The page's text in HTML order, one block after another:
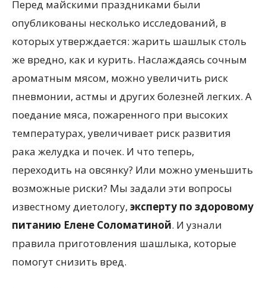
Перед майскими праздниками были
опубликованы несколько исследований, в
которых утверждается: жарить шашлык столь
же вредно, как и курить. Наслаждаясь сочным
ароматным мясом, можно увеличить риск
пневмонии, астмы и других болезней легких. А
поедание мяса, пожаренного при высоких
температурах, увеличивает риск развития
рака желудка и почек. И что теперь,
переходить на овсянку? Или можно уменьшить
возможные риски? Мы задали эти вопросы
известному диетологу, эксперту по здоровому
питанию Елене Соломатиной. И узнали
правила приготовления шашлыка, которые
помогут снизить вред.